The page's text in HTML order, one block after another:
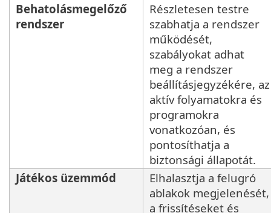
Behatolásmegelőző
rendszer
Részletesen testre
szabhatja a rendszer
működését,
szabályokat adhat
meg a rendszer
beállításjegyzékére, az
aktív folyamatokra és
programokra
vonatkozóan, és
pontosíthatja a
biztonsági állapotát.
Játékos üzemmód
Elhalasztja a felugró
ablakok megjelenését,
a frissítéseket és